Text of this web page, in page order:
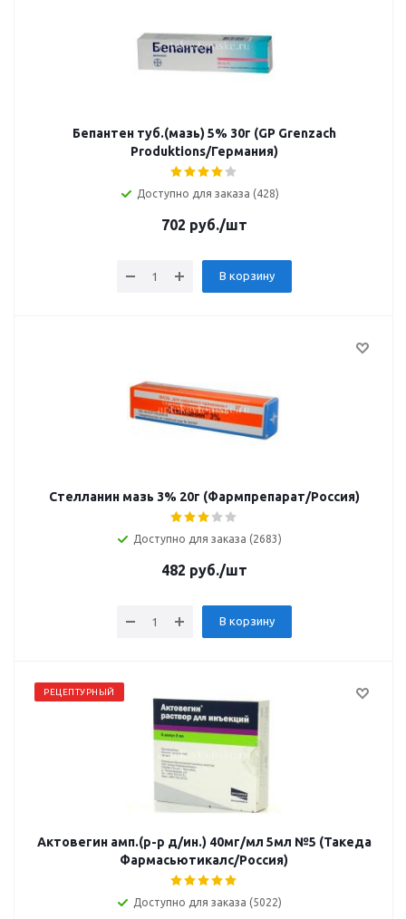
Бепантен туб.(мазь) 5% 30г (GP Grenzach
Produktions/Германия)
Доступно для заказа (428)
702 руб./шт
В корзину
Стелланин мазь 3% 20г (Фармпрепарат/Россия)
Доступно для заказа (2683)
482 руб./шт
В корзину
РЕЦЕПТУРНЫЙ
Актовегин амп.(р-р д/ин.) 40мг/мл 5мл №5 (Такеда
Фармасьютикалс/Россия)
Доступно для заказа (5022)